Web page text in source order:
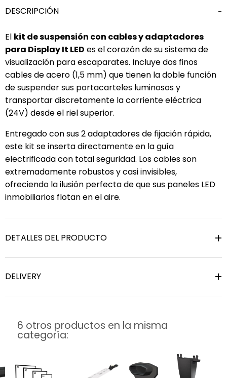
DESCRIPCIÓN
El kit de suspensión con cables y adaptadores
para Display It LED es el corazón de su sistema de
visualización para escaparates. Incluye dos finos
cables de acero (1,5 mm) que tienen la doble función
de suspender sus portacarteles luminosos y
transportar discretamente la corriente eléctrica
(24V) desde el riel superior.
Entregado con sus 2 adaptadores de fijación rápida,
este kit se inserta directamente en la guía
electrificada con total seguridad. Los cables son
extremadamente robustos y casi invisibles,
ofreciendo la ilusión perfecta de que sus paneles LED
inmobiliarios flotan en el aire.
DETALLES DEL PRODUCTO
DELIVERY
6 otros productos en la misma
categoría: